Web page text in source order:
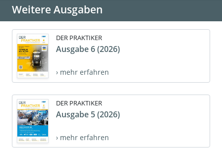
Weitere Ausgaben
DER PRAKTIKER
Ausgabe 6 (2026)
› mehr erfahren
DER PRAKTIKER
Ausgabe 5 (2026)
› mehr erfahren